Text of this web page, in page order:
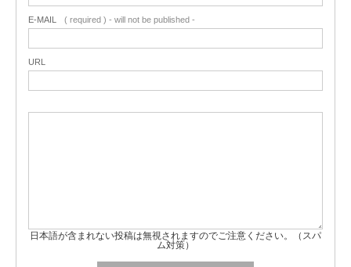
E-MAIL ( required ) - will not be published -
URL
日本語が含まれない投稿は無視されますのでご注意ください。（スパ
ム対策）